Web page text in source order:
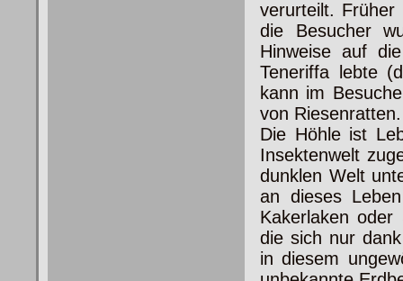
verurteilt.
die Besucher
Hinweise auf
Teneriffa lebte
kann im
von Riesenratten.
Die Höhle ist
Insektenwelt
dunklen Welt
an dieses
Kakerlaken
die sich nur
in diesem